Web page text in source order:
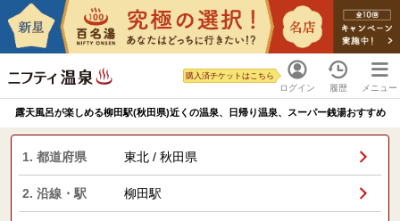
ログイン
購入済チケットはこちら
履歴 メニュー
露天風呂が楽しめる柳田駅(秋田県)近くの温泉、日帰り温泉、スーパー銭湯おすすめ
1. 都道府県 東北 / 秋田県
2. 沿線・駅 柳田駅